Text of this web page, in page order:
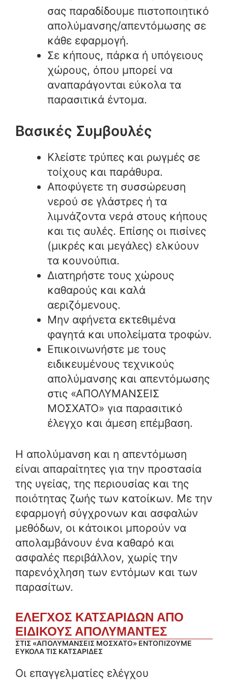
σας παραδίδουμε πιστοποιητικό
απολύμανσης/απεντόμωσης σε
κάθε εφαρμογή.
Σε κήπους, πάρκα ή υπόγειους
χώρους, όπου μπορεί να
αναπαράγονται εύκολα τα
παρασιτικά έντομα.
Βασικές Συμβουλές
Κλείστε τρύπες και ρωγμές σε
τοίχους και παράθυρα.
Αποφύγετε τη συσσώρευση
νερού σε γλάστρες ή τα
λιμνάζοντα νερά στους κήπους
και τις αυλές. Επίσης οι πισίνες
(μικρές και μεγάλες) ελκύουν
τα κουνούπια.
Διατηρήστε τους χώρους
καθαρούς και καλά
αεριζόμενους.
Μην αφήνετα εκτεθιμένα
φαγητά και υπολείματα τροφών.
Επικοινωνήστε με τους
ειδικευμένους τεχνικούς
απολύμανσης και απεντόμωσης
στις «ΑΠΟΛΥΜΑΝΣΕΙΣ
ΜΟΣΧΑΤΟ» για παρασιτικό
έλεγχο και άμεση επέμβαση.
Η απολύμανση και η απεντόμωση
είναι απαραίτητες για την προστασία
της υγείας, της περιουσίας και της
ποιότητας ζωής των κατοίκων. Με την
εφαρμογή σύγχρονων και ασφαλών
μεθόδων, οι κάτοικοι μπορούν να
απολαμβάνουν ένα καθαρό και
ασφαλές περιβάλλον, χωρίς την
παρενόχληση των εντόμων και των
παρασίτων.
ΕΛΕΓΧΟΣ ΚΑΤΣΑΡΙΔΩΝ ΑΠΟ
ΕΙΔΙΚΟΥΣ ΑΠΟΛΥΜΑΝΤΕΣ
ΣΤΙΣ «ΑΠΟΛΥΜΑΝΣΕΙΣ ΜΟΣΧΑΤΟ» ΕΝΤΟΠΙΖΟΥΜΕ
ΕΥΚΟΛΑ ΤΙΣ ΚΑΤΣΑΡΙΔΕΣ
Οι επαγγελματίες ελέγχου